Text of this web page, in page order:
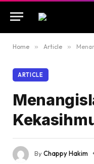
Home » Article »
ARTICLE
ByChappy Hakim